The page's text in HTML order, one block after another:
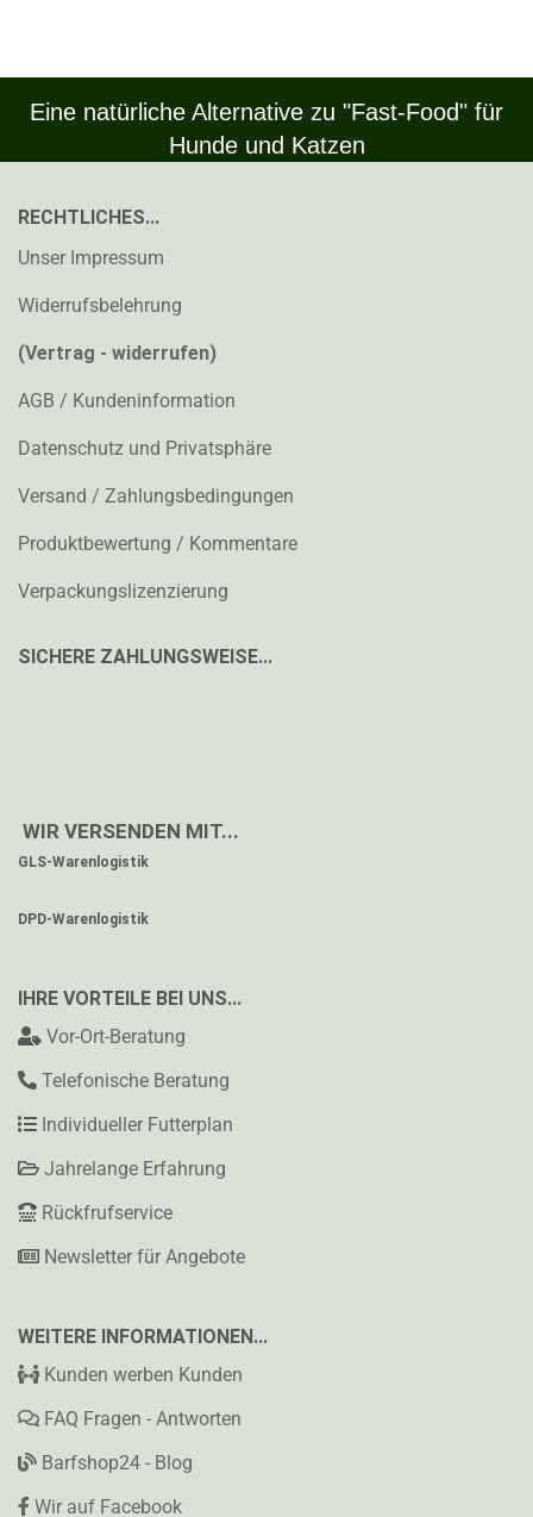
Eine natürliche Alternative zu "Fast-Food" für
Hunde und Katzen
RECHTLICHES...
Unser Impressum
Widerrufsbelehrung
(Vertrag - widerrufen)
AGB / Kundeninformation
Datenschutz und Privatsphäre
Versand / Zahlungsbedingungen
Produktbewertung / Kommentare
Verpackungslizenzierung
SICHERE ZAHLUNGSWEISE...
WIR VERSENDEN MIT...
GLS-Warenlogistik
DPD-Warenlogistik
IHRE VORTEILE BEI UNS...
Vor-Ort-Beratung
Telefonische Beratung
Individueller Futterplan
Jahrelange Erfahrung
Rückfrufservice
Newsletter für Angebote
WEITERE INFORMATIONEN...
Kunden werben Kunden
FAQ Fragen - Antworten
Barfshop24 - Blog
Wir auf Facebook